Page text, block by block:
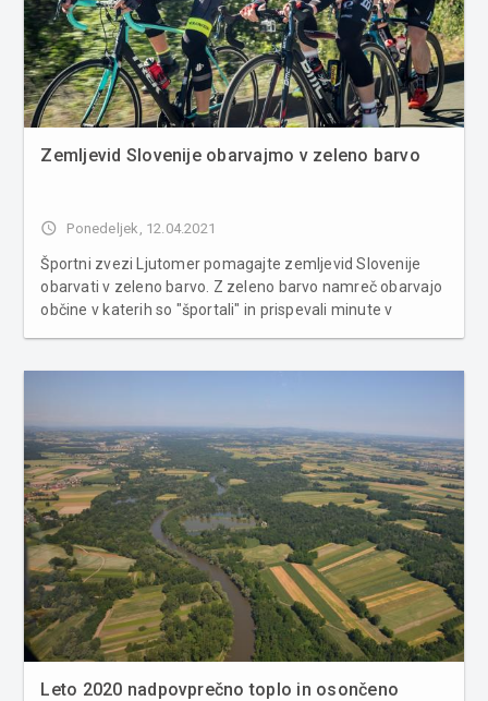
Zemljevid Slovenije obarvajmo v zeleno barvo
access_time Ponedeljek, 12.04.2021
Športni zvezi Ljutomer pomagajte zemljevid Slovenije
obarvati v zeleno barvo. Z zeleno barvo namreč obarvajo
občine v katerih so "športali" in prispevali minute v
Leto 2020 nadpovprečno toplo in osončeno